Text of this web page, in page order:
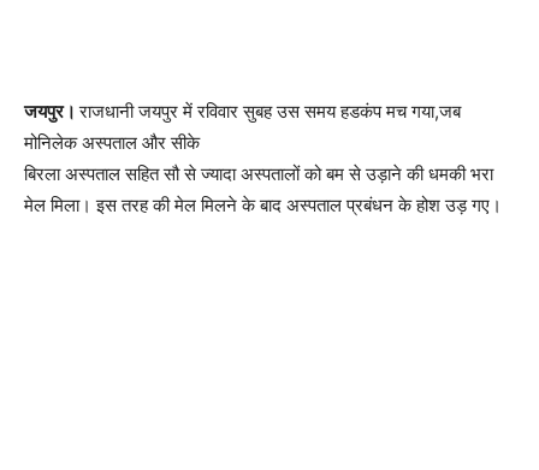
जयपुर।राजधानी जयपुर में रविवार सुबह उस समय हडकंप मच गया,जब
मोनिलेक अस्पताल और सीके
बिरला अस्पताल सहित सौ से ज्यादा अस्पतालों को बम से उड़ाने की धमकी भरा
मेल मिला। इस तरह की मेल मिलने के बाद अस्पताल प्रबंधन के होश उड़ गए।